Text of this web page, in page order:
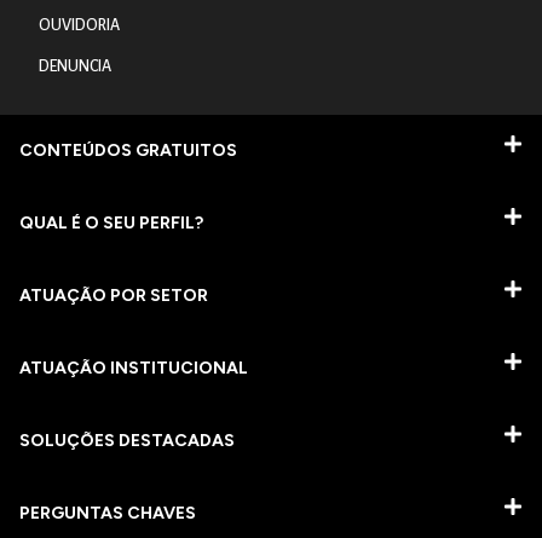
OUVIDORIA
DENUNCIA
CONTEÚDOS GRATUITOS
QUAL É O SEU PERFIL?
ATUAÇÃO POR SETOR
ATUAÇÃO INSTITUCIONAL
SOLUÇÕES DESTACADAS
PERGUNTAS CHAVES​